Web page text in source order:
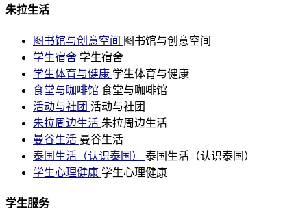
朱拉生活
图书馆与创意空间 图书馆与创意空间
学生宿舍 学生宿舍
学生体育与健康 学生体育与健康
食堂与咖啡馆 食堂与咖啡馆
活动与社团 活动与社团
朱拉周边生活 朱拉周边生活
曼谷生活 曼谷生活
泰国生活（认识泰国） 泰国生活（认识泰国）
学生心理健康 学生心理健康
学生服务